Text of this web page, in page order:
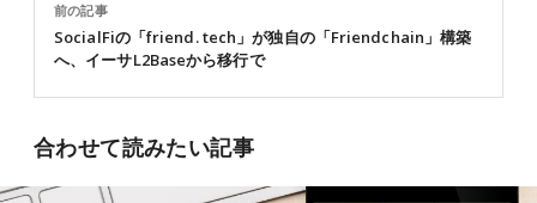
前の記事
SocialFiの「friend. tech」が独自の「Friendchain」構築
へ、イーサL2Baseから移行で
合わせて読みたい記事